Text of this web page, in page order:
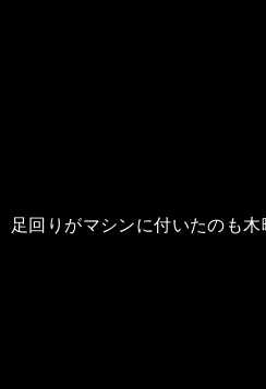
足回りがマシンに付いたのも木